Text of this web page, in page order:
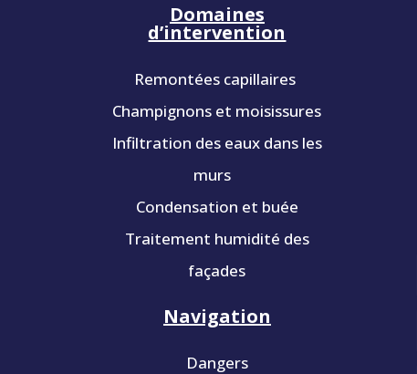
Domaines
d’intervention
Remontées capillaires
Champignons et moisissures
Infiltration des eaux dans les
murs
Condensation et buée
Traitement humidité des
façades
Navigation
Dangers